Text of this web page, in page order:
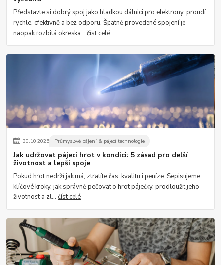
Představte si dobrý spoj jako hladkou dálnici pro elektrony: proudí
rychle, efektivně a bez odporu. Špatně provedené spojení je
naopak rozbitá okreska...číst celé
30.10.2025 Průmyslové pájení & pájecí technologie
Jak udržovat pájecí hrot v kondici: 5 zásad pro delší
životnost a lepší spoje
Pokud hrot nedrží jak má, ztratíte čas, kvalitu i peníze. Sepisujeme
klíčové kroky, jak správně pečovat o hrot páječky, prodloužit jeho
životnost a zl...číst celé